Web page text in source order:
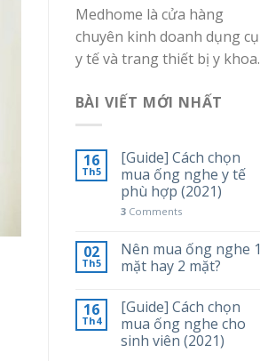
Medhome là cửa hàng
chuyên kinh doanh dụng cụ
y tế và trang thiết bị y khoa.
BÀI VIẾT MỚI NHẤT
16
Th5
[Guide] Cách chọn
mua ống nghe y tế
phù hợp (2021)
3Comments
02
Th5
Nên mua ống nghe 1
mặt hay 2 mặt?
16
Th4
[Guide] Cách chọn
mua ống nghe cho
sinh viên (2021)